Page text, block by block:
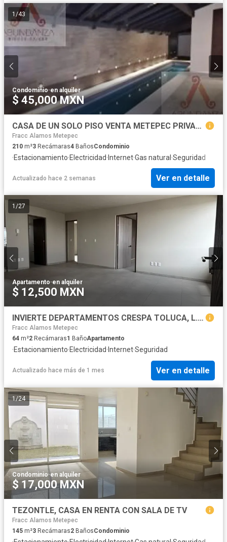
1 /43
Condominio·en alquiler
$ 45,000 MXN
CASA DE UN SOLO PISO VENTA METEPEC PRIVADA
Fracc Alamos Metepec
210 m²3 Recámaras4 BañosCondominio
·Estacionamiento·Electricidad· Internet·Gas natural ·Seguridad
Actualizado hace 2 semanas Ver en detalle
1 /27
Apartamento·en alquiler
$ 12,500 MXN
INVIERTE DEPARTAMENTOS CRESPA TOLUCA, L. TOLEDANO
Fracc Alamos Metepec
64 m²2 Recámaras1 BañoApartamento
·Estacionamiento·Electricidad· Internet·Seguridad
Actualizado hace más de 1 mes Ver en detalle
1/24
Condominio·en alquiler
$ 17,000 MXN
TEZONTLE, CASA EN RENTA CON SALA DE TV
Fracc Alamos Metepec
145 m²3 Recámaras2 BañosCondominio